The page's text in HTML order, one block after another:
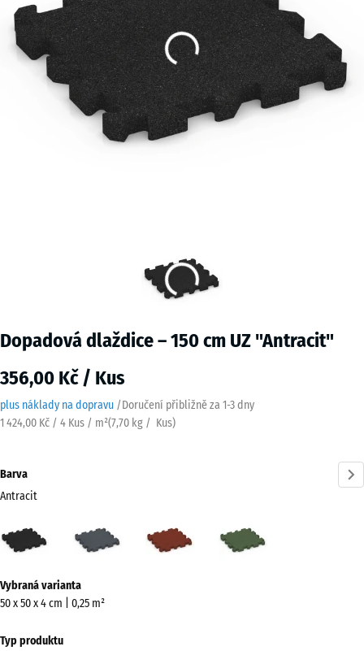
Dopadová dlaždice – 150 cm UZ "Antracit"
356,00 Kč / Kus
plus náklady na dopravu /Doručení přibližně za 1-3 dny
1 424,00 Kč / 4 Kus / m²(7,70 kg / Kus)
Barva
Antracit
(active)
šedá
červená
informací
o
Vybraná varianta
50 x 50 x 4 cm | 0,25 m²
Typ produktu